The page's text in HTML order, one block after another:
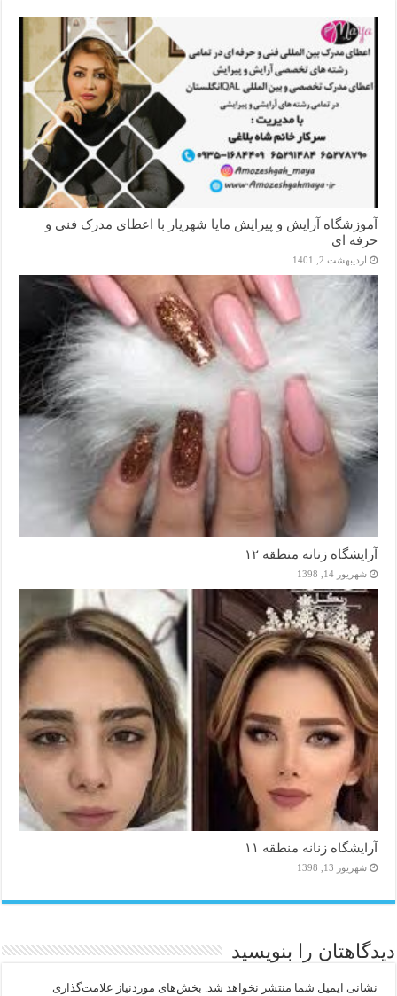
آموزشگاه آرایش و پیرایش مایا شهریار با اعطای مدرک فنی و
حرفه ای
اردیبهشت 2, 1401
آرایشگاه زنانه منطقه ۱۲
شهریور 14, 1398
آرایشگاه زنانه منطقه ۱۱
شهریور 13, 1398
دیدگاهتان را بنویسید
نشانی ایمیل شما منتشر نخواهد شد. بخش‌های موردنیاز علامت‌گذاری